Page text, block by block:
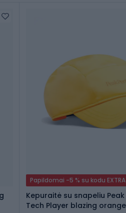
Papildomai -5 % su kodu EXTRA
Kepuraitė su snapeliu
Tech Player blazing orange